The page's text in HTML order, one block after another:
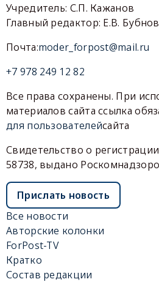
Учредитель: С.П. Кажанов
Главный редактор: Е.В.
Почта:moder_forpost@mail.ru
+7 978 249 12 82
Все права сохранены. При
материалов сайта ссылка
для пользователейсайта
Свидетельство о
58738, выдано
Прислать новость
Все новости
Авторские колонки
ForPost-TV
Кратко
Состав редакции